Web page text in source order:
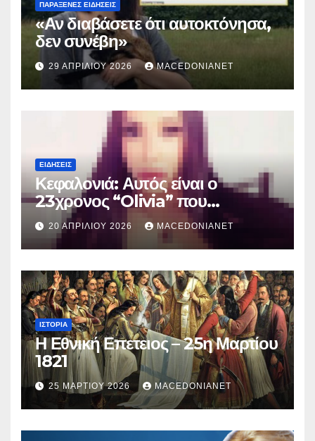
ΠΑΡΆΞΕΝΕΣ ΕΙΔΉΣΕΙΣ
«Αν διαβάσετε ότι αυτοκτόνησα,
δεν συνέβη»
29 ΑΠΡΙΛΊΟΥ 2026 MACEDONIANET
ΕΙΔΉΣΕΙΣ
Κεφαλονιά: Αυτός είναι ο
23χρονος “Olivia” που
κατηγορείται για τον θάνατο της
Μυρτούς
20 ΑΠΡΙΛΊΟΥ 2026 MACEDONIANET
ΙΣΤΟΡΊΑ
Η Εθνική Επετειος – 25η Μαρτίου
1821
25 ΜΑΡΤΊΟΥ 2026 MACEDONIANET